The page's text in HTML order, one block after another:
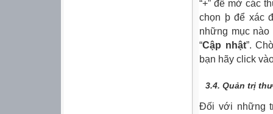
“+” để mở các
chọn þ để xác
những mục
“Cập nhật”.
bạn hãy click
3.4. Quản trị
Đối với những